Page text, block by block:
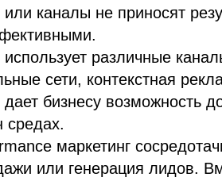
каналы не приносят
различные
сети, контекстная
бизнесу возможность
средах.
маркетинг
или генерация лидов.